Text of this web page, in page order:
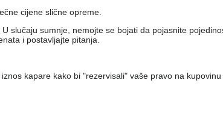
cijene slične opreme.
slučaju sumnje, nemojte se bojati da pojasnite
i postavljajte pitanja.
kapare kako bi "rezervisali" vaše pravo na